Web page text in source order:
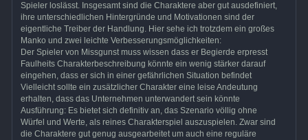
Spieler loslässt. Insgesamt sind die Charaktere aber gut ausdefiniert,
ihre unterschiedlichen Hintergründe und Motivationen sind der
eigentliche Treiber der Handlung. Hier sehe ich trotzdem ein großes
Manko und zwei leichte Verbesserungsmöglichkeiten:
Der Spieler von Missgunst muss wissen dass er Begierde erpresst
Faulheits Charakterbeschreibung könnte ein wenig stärker darauf
eingehen, dass er sich in einer gefährlichen Situation befindet
Vielleicht sollte ein zusätzlicher Charakter eine leise Andeutung
erhalten, dass das Unternehmen unterwandert sein könnte
Ausführung: Es bietet sich definitiv an, das Szenario völlig ohne
Würfel und Werte, als reines Charakterspiel auszuspielen. Zwar sind
die Charaktere gut genug ausgearbeitet um auch eine reguläre